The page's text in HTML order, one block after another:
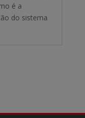
é a
do sistema